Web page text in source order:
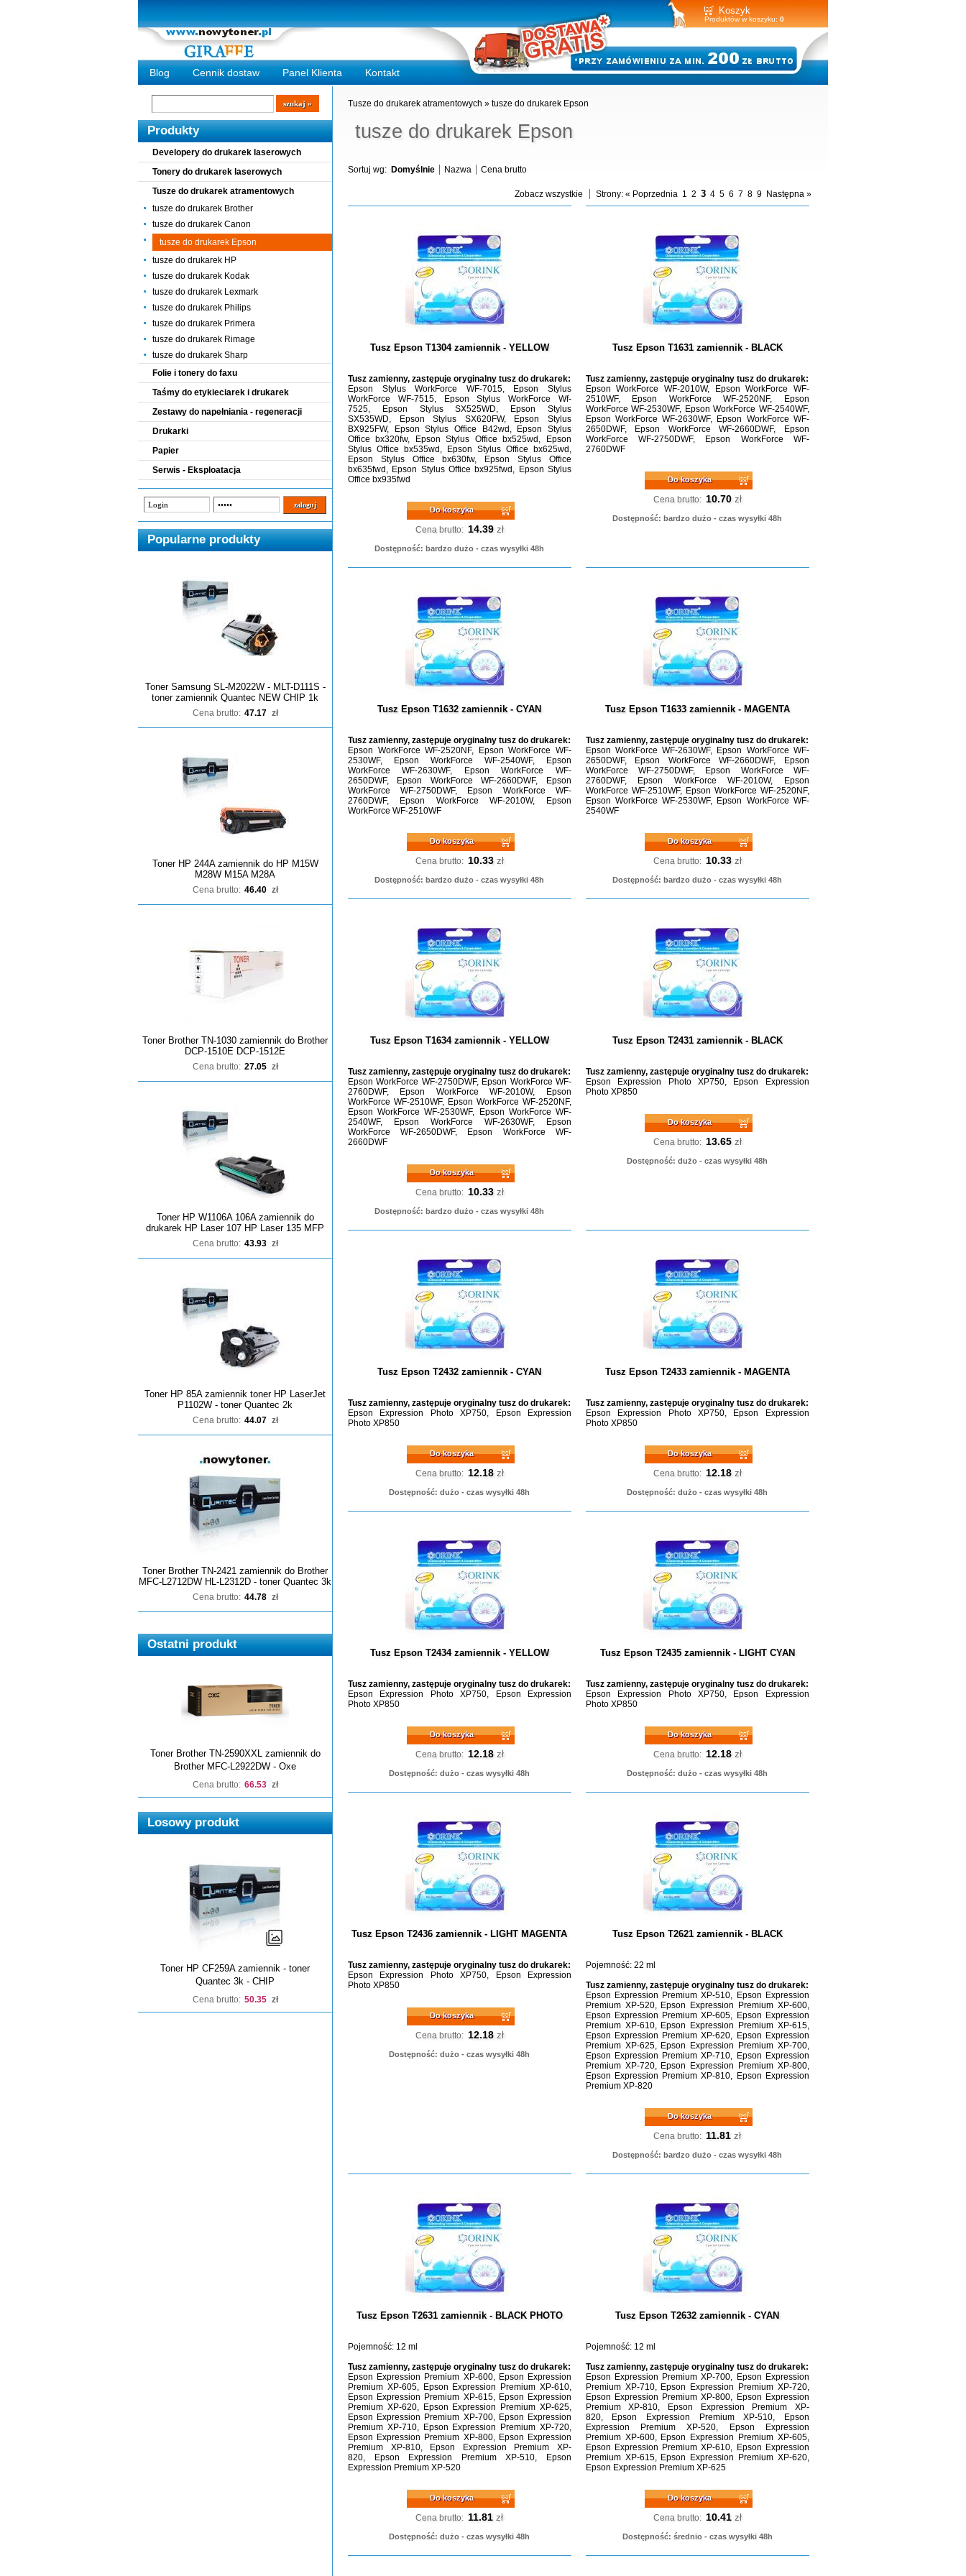
Koszyk
Produktów w koszyku: 0
Blog Cennik dostaw Panel Klienta Kontakt
Wyszukiwarka
szukaj
Produkty
Developery do drukarek laserowych
Tonery do drukarek laserowych
Tusze do drukarek atramentowych
tusze do drukarek Brother
tusze do drukarek Canon
tusze do drukarek Epson
tusze do drukarek HP
tusze do drukarek Kodak
tusze do drukarek Lexmark
tusze do drukarek Philips
tusze do drukarek Primera
tusze do drukarek Rimage
tusze do drukarek Sharp
Folie i tonery do faxu
Taśmy do etykieciarek i drukarek
Zestawy do napełniania - regeneracji
Drukarki
Papier
Serwis - Eksploatacja
Popularne produkty
Toner Samsung SL-M2022W - MLT-D111S -
toner zamiennik Quantec NEW CHIP 1k
Cena brutto: 47.17 zł
Toner HP 244A zamiennik do HP M15W
M28W M15A M28A
Cena brutto: 46.40 zł
Toner Brother TN-1030 zamiennik do Brother
DCP-1510E DCP-1512E
Cena brutto: 27.05 zł
Toner HP W1106A 106A zamiennik do
drukarek HP Laser 107 HP Laser 135 MFP
Cena brutto: 43.93 zł
Toner HP 85A zamiennik toner HP LaserJet
P1102W - toner Quantec 2k
Cena brutto: 44.07 zł
Toner Brother TN-2421 zamiennik do Brother
MFC-L2712DW HL-L2312D - toner Quantec 3k
Cena brutto: 44.78 zł
Ostatni produkt
Toner Brother TN-2590XXL zamiennik do
Brother MFC-L2922DW - Oxe
Cena brutto: 66.53 zł
Losowy produkt
Toner HP CF259A zamiennik - toner
Quantec 3k - CHIP
Cena brutto: 50.35 zł
tusze do drukarek Epson
Tusze do drukarek atramentowych » tusze do drukarek Epson
Sortuj wg: Domyślnie Nazwa Cena brutto
Zobacz wszystkie Strony: « Poprzednia 1 2 3 4 5 6 7 8 9 Następna »
Tusz Epson T1304 zamiennik - YELLOW
Tusz zamienny, zastępuje oryginalny tusz do drukarek:
Epson Stylus WorkForce WF-7015, Epson Stylus
WorkForce WF-7515, Epson Stylus WorkForce Wf-
7525, Epson Stylus SX525WD, Epson Stylus
SX535WD, Epson Stylus SX620FW, Epson Stylus
BX925FW, Epson Stylus Office B42wd, Epson Stylus
Office bx320fw, Epson Stylus Office bx525wd, Epson
Stylus Office bx535wd, Epson Stylus Office bx625wd,
Epson Stylus Office bx630fw, Epson Stylus Office
bx635fwd, Epson Stylus Office bx925fwd, Epson Stylus
Office bx935fwd
Do koszyka
Cena brutto: 14.39 zł
Dostępność: bardzo dużo - czas wysyłki 48h
Tusz Epson T1631 zamiennik - BLACK
Tusz zamienny, zastępuje oryginalny tusz do drukarek:
Epson WorkForce WF-2010W, Epson WorkForce WF-
2510WF, Epson WorkForce WF-2520NF, Epson
WorkForce WF-2530WF, Epson WorkForce WF-2540WF,
Epson WorkForce WF-2630WF, Epson WorkForce WF-
2650DWF, Epson WorkForce WF-2660DWF, Epson
WorkForce WF-2750DWF, Epson WorkForce WF-
2760DWF
Do koszyka
Cena brutto: 10.70 zł
Dostępność: bardzo dużo - czas wysyłki 48h
Tusz Epson T1632 zamiennik - CYAN
Tusz zamienny, zastępuje oryginalny tusz do drukarek:
Epson WorkForce WF-2520NF, Epson WorkForce WF-
2530WF, Epson WorkForce WF-2540WF, Epson
WorkForce WF-2630WF, Epson WorkForce WF-
2650DWF, Epson WorkForce WF-2660DWF, Epson
WorkForce WF-2750DWF, Epson WorkForce WF-
2760DWF, Epson WorkForce WF-2010W, Epson
WorkForce WF-2510WF
Do koszyka
Cena brutto: 10.33 zł
Dostępność: bardzo dużo - czas wysyłki 48h
Tusz Epson T1633 zamiennik - MAGENTA
Tusz zamienny, zastępuje oryginalny tusz do drukarek:
Epson WorkForce WF-2630WF, Epson WorkForce WF-
2650DWF, Epson WorkForce WF-2660DWF, Epson
WorkForce WF-2750DWF, Epson WorkForce WF-
2760DWF, Epson WorkForce WF-2010W, Epson
WorkForce WF-2510WF, Epson WorkForce WF-2520NF,
Epson WorkForce WF-2530WF, Epson WorkForce WF-
2540WF
Do koszyka
Cena brutto: 10.33 zł
Dostępność: bardzo dużo - czas wysyłki 48h
Tusz Epson T1634 zamiennik - YELLOW
Tusz zamienny, zastępuje oryginalny tusz do drukarek:
Epson WorkForce WF-2750DWF, Epson WorkForce WF-
2760DWF, Epson WorkForce WF-2010W, Epson
WorkForce WF-2510WF, Epson WorkForce WF-2520NF,
Epson WorkForce WF-2530WF, Epson WorkForce WF-
2540WF, Epson WorkForce WF-2630WF, Epson
WorkForce WF-2650DWF, Epson WorkForce WF-
2660DWF
Do koszyka
Cena brutto: 10.33 zł
Dostępność: bardzo dużo - czas wysyłki 48h
Tusz Epson T2431 zamiennik - BLACK
Tusz zamienny, zastępuje oryginalny tusz do drukarek:
Epson Expression Photo XP750, Epson Expression
Photo XP850
Do koszyka
Cena brutto: 13.65 zł
Dostępność: dużo - czas wysyłki 48h
Tusz Epson T2432 zamiennik - CYAN
Tusz zamienny, zastępuje oryginalny tusz do drukarek:
Epson Expression Photo XP750, Epson Expression
Photo XP850
Do koszyka
Cena brutto: 12.18 zł
Dostępność: dużo - czas wysyłki 48h
Tusz Epson T2433 zamiennik - MAGENTA
Tusz zamienny, zastępuje oryginalny tusz do drukarek:
Epson Expression Photo XP750, Epson Expression
Photo XP850
Do koszyka
Cena brutto: 12.18 zł
Dostępność: dużo - czas wysyłki 48h
Tusz Epson T2434 zamiennik - YELLOW
Tusz zamienny, zastępuje oryginalny tusz do drukarek:
Epson Expression Photo XP750, Epson Expression
Photo XP850
Do koszyka
Cena brutto: 12.18 zł
Dostępność: dużo - czas wysyłki 48h
Tusz Epson T2435 zamiennik - LIGHT CYAN
Tusz zamienny, zastępuje oryginalny tusz do drukarek:
Epson Expression Photo XP750, Epson Expression
Photo XP850
Do koszyka
Cena brutto: 12.18 zł
Dostępność: dużo - czas wysyłki 48h
Tusz Epson T2436 zamiennik - LIGHT MAGENTA
Tusz zamienny, zastępuje oryginalny tusz do drukarek:
Epson Expression Photo XP750, Epson Expression
Photo XP850
Do koszyka
Cena brutto: 12.18 zł
Dostępność: dużo - czas wysyłki 48h
Tusz Epson T2621 zamiennik - BLACK
Pojemność: 22 ml
Tusz zamienny, zastępuje oryginalny tusz do drukarek:
Epson Expression Premium XP-510, Epson Expression
Premium XP-520, Epson Expression Premium XP-600,
Epson Expression Premium XP-605, Epson Expression
Premium XP-610, Epson Expression Premium XP-615,
Epson Expression Premium XP-620, Epson Expression
Premium XP-625, Epson Expression Premium XP-700,
Epson Expression Premium XP-710, Epson Expression
Premium XP-720, Epson Expression Premium XP-800,
Epson Expression Premium XP-810, Epson Expression
Premium XP-820
Do koszyka
Cena brutto: 11.81 zł
Dostępność: bardzo dużo - czas wysyłki 48h
Tusz Epson T2631 zamiennik - BLACK PHOTO
Pojemność: 12 ml
Tusz zamienny, zastępuje oryginalny tusz do drukarek:
Epson Expression Premium XP-600, Epson Expression
Premium XP-605, Epson Expression Premium XP-610,
Epson Expression Premium XP-615, Epson Expression
Premium XP-620, Epson Expression Premium XP-625,
Epson Expression Premium XP-700, Epson Expression
Premium XP-710, Epson Expression Premium XP-720,
Epson Expression Premium XP-800, Epson Expression
Premium XP-810, Epson Expression Premium XP-
820, Epson Expression Premium XP-510, Epson
Expression Premium XP-520
Do koszyka
Cena brutto: 11.81 zł
Dostępność: dużo - czas wysyłki 48h
Tusz Epson T2632 zamiennik - CYAN
Pojemność: 12 ml
Tusz zamienny, zastępuje oryginalny tusz do drukarek:
Epson Expression Premium XP-700, Epson Expression
Premium XP-710, Epson Expression Premium XP-720,
Epson Expression Premium XP-800, Epson Expression
Premium XP-810, Epson Expression Premium XP-
820, Epson Expression Premium XP-510, Epson
Expression Premium XP-520, Epson Expression
Premium XP-600, Epson Expression Premium XP-605,
Epson Expression Premium XP-610, Epson Expression
Premium XP-615, Epson Expression Premium XP-620,
Epson Expression Premium XP-625
Do koszyka
Cena brutto: 10.41 zł
Dostępność: średnio - czas wysyłki 48h